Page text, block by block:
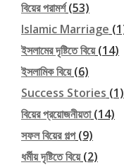
বিয়ের পরামর্শ(53)
Islamic Marriage
ইসলামের দৃষ্টিতে বিয়ে(14)
ইসলামিক বিয়ে(6)
Success Stories (1)
বিয়ের প্রয়োজনীয়তা(14)
সফল বিয়ের গল্প(9)
ধর্মীয় দৃষ্টিতে বিয়ে(2)